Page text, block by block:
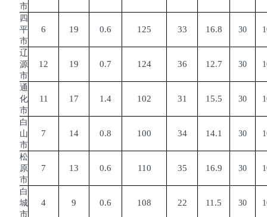
市
四
平
市
6 19 0.6 125 33 16.8 30
辽
源
市
12 19 0.7 124 36 12.7 30
通
化
市
11 17 1.4 102 31 15.5 30
白
山
市
7 14 0.8 100 34 14.1 30
松
原
市
7 13 0.6 110 35 16.9 30
白
城
市
4 9 0.6 108 22 11.5 30